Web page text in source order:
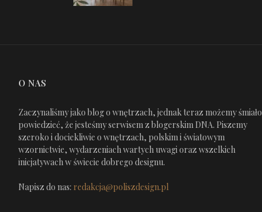
O NAS
Zaczynaliśmy jako blog o wnętrzach, jednak teraz możemy śmiało
powiedzieć, że jesteśmy serwisem z blogerskim DNA. Piszemy
szeroko i dociekliwie o wnętrzach, polskim i światowym
wzornictwie, wydarzeniach wartych uwagi oraz wszelkich
inicjatywach w świecie dobrego designu.
Napisz do nas: redakcja@poliszdesign.pl